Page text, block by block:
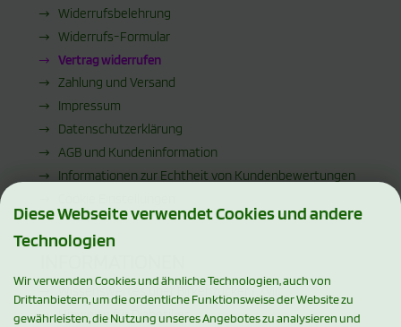
Widerrufsbelehrung
Widerrufs-Formular
Vertrag widerrufen
Zahlung und Versand
Impressum
Datenschutzerklärung
AGB und Kundeninformation
Informationen zur Echtheit von Kundenbewertungen
Wissenswertes über Birkenzucker / Xylit
Hinweise für Diabetiker
Diese Webseite verwendet Cookies und andere
Technologien
Wir verwenden Cookies und ähnliche Technologien, auch von
Drittanbietern, um die ordentliche Funktionsweise der Website zu
gewährleisten, die Nutzung unseres Angebotes zu analysieren und